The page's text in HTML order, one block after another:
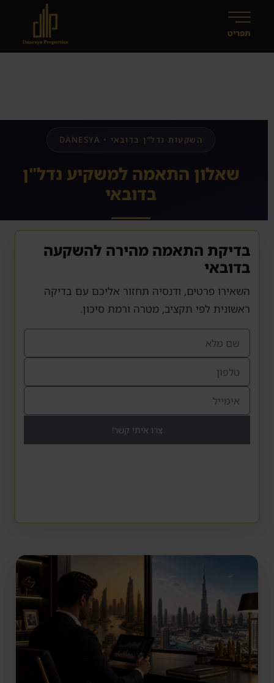
שאלון התאמה למשקיע נדל"ן
בדובאי
בדיקת התאמה מהירה להשקעה
בדובאי
השאירו פרטים, ודנסיה תחזור אליכם עם בדיקה
ראשונית לפי תקציב, מטרה ורמת סיכון.
צרו איתי קשר!